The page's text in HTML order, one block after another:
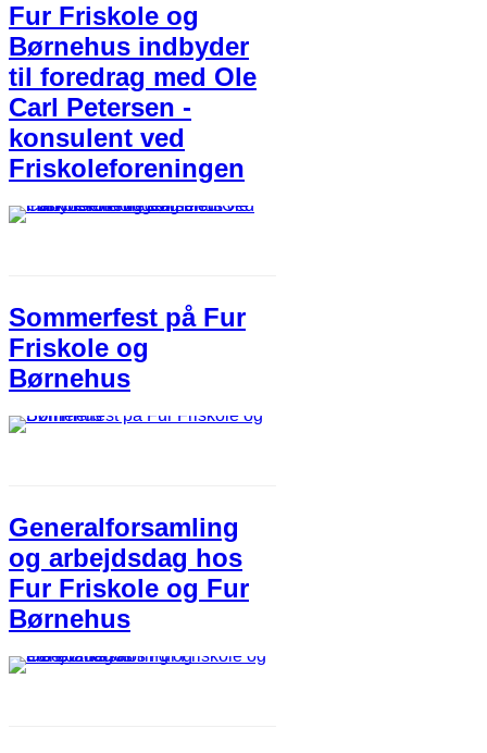
Fur Friskole og
Børnehus indbyder
til foredrag med Ole
Carl Petersen -
konsulent ved
Friskoleforeningen
Sommerfest på Fur
Friskole og
Børnehus
Generalforsamling
og arbejdsdag hos
Fur Friskole og Fur
Børnehus